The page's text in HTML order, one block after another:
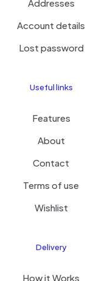
Addresses
Account details
Lost password
Useful links
Features
About
Contact
Terms of use
Wishlist
Delivery
How it Works